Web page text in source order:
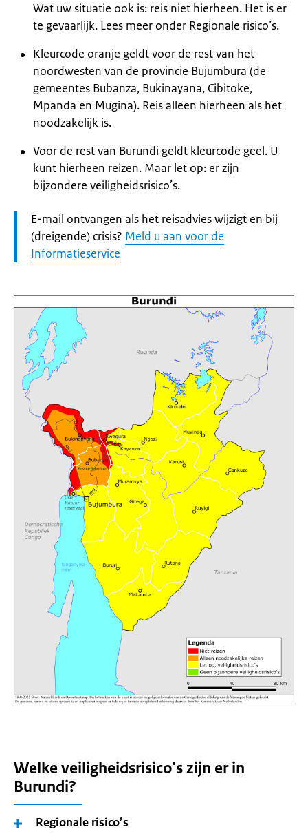
Wat uw situatie ook is: reis niet hierheen. Het is er
te gevaarlijk. Lees meer onder Regionale risico’s.
Kleurcode oranje geldt voor de rest van het
noordwesten van de provincie Bujumbura (de
gemeentes Bubanza, Bukinayana, Cibitoke,
Mpanda en Mugina). Reis alleen hierheen als het
noodzakelijk is.
Voor de rest van Burundi geldt kleurcode geel. U
kunt hierheen reizen. Maar let op: er zijn
bijzondere veiligheidsrisico’s.
Let
op:
E-mail ontvangen als het reisadvies wijzigt en bij
(dreigende) crisis? Meld u aan voor de
Informatieservice
Welke veiligheidsrisico's zijn er in
Burundi?
Regionale risico’s